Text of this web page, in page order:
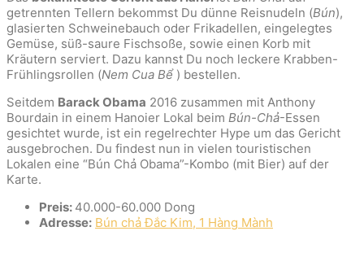
getrennten Tellern bekommst Du dünne Reisnudeln (Bún),
glasierten Schweinebauch oder Frikadellen, eingelegtes
Gemüse, süß-saure Fischsoße, sowie einen Korb mit
Kräutern serviert. Dazu kannst Du noch leckere Krabben-
Frühlingsrollen (Nem Cua Bể) bestellen.
Seitdem Barack Obama 2016 zusammen mit Anthony
Bourdain in einem Hanoier Lokal beim Bún-Chả-Essen
gesichtet wurde, ist ein regelrechter Hype um das Gericht
ausgebrochen. Du findest nun in vielen touristischen
Lokalen eine “Bún Chả Obama”-Kombo (mit Bier) auf der
Karte.
Preis: 40.000-60.000 Dong
Adresse: Bún chả Đắc Kim, 1 Hàng Mành